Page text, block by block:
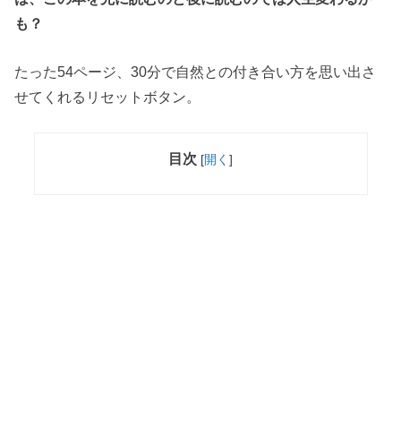
も？
たった54ページ、30分で自然との付き合い方を思い出さ
せてくれるリセットボタン。
目次 [開く ]